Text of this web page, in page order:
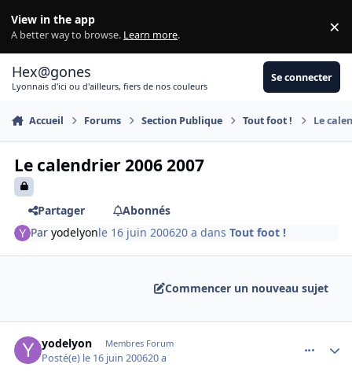
View in the app
A better way to browse. Learn more. ×
Hex@gones
Lyonnais d'ici ou d'ailleurs, fiers de nos couleurs
Se connecter
Accueil Forums Section Publique Tout foot ! Le
Le calendrier 2006 2007
Partager
Abonnés
Paryodelyonle 16 juin 200620 a dansTout foot !
Commencer un nouveau sujet
yodelyon Membres Forum
Posté(e) le 16 juin 200620 a